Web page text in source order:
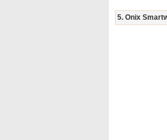
5. Onix